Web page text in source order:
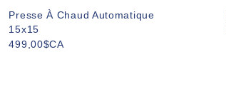
Presse À Chaud Automatique
15x15
499,00$CA